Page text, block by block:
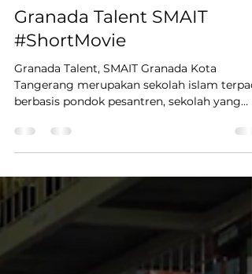
sitgranada2021
May 16, 2023
1 min read
Granada Talent SMAIT
#ShortMovie
Granada Talent, SMAIT Granada Kota
berbasis pondok pesantren, sekolah yang
siswa-siswinya...